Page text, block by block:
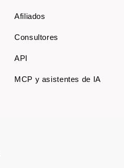
Afiliados
Consultores
API
MCP y asistentes de IA